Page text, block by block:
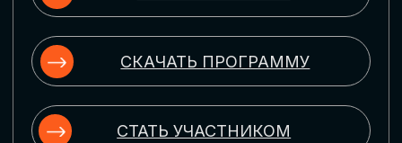
ЦИФРОВИЗАЦИЯ
УПРАВЛЕНИЯ ПЕРСОНАЛОМ
Рассмотрим управление человеческим
комплексные решения для роста
производительности и кейсы
оптимизации процессов найма,